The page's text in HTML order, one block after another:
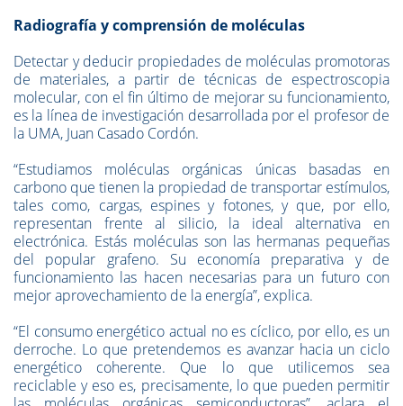
Radiografía y comprensión de moléculas
Detectar y deducir propiedades de moléculas promotoras
de materiales, a partir de técnicas de espectroscopia
molecular, con el fin último de mejorar su funcionamiento,
es la línea de investigación desarrollada por el profesor de
la UMA, Juan Casado Cordón.
“Estudiamos moléculas orgánicas únicas basadas en
carbono que tienen la propiedad de transportar estímulos,
tales como, cargas, espines y fotones, y que, por ello,
representan frente al silicio, la ideal alternativa en
electrónica. Estás moléculas son las hermanas pequeñas
del popular grafeno. Su economía preparativa y de
funcionamiento las hacen necesarias para un futuro con
mejor aprovechamiento de la energía”, explica.
“El consumo energético actual no es cíclico, por ello, es un
derroche. Lo que pretendemos es avanzar hacia un ciclo
energético coherente. Que lo que utilicemos sea
reciclable y eso es, precisamente, lo que pueden permitir